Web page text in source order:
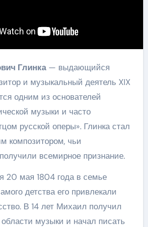
Глинка— выдающийся
и музыкальный деятель XIX
одним из основателей
музыки и часто
русской оперы». Глинка стал
композитором, чьи
всемирное признание.
20 мая 1804 года в семье
детства его привлекали
В 14 лет Михаил получил
музыки и начал писать